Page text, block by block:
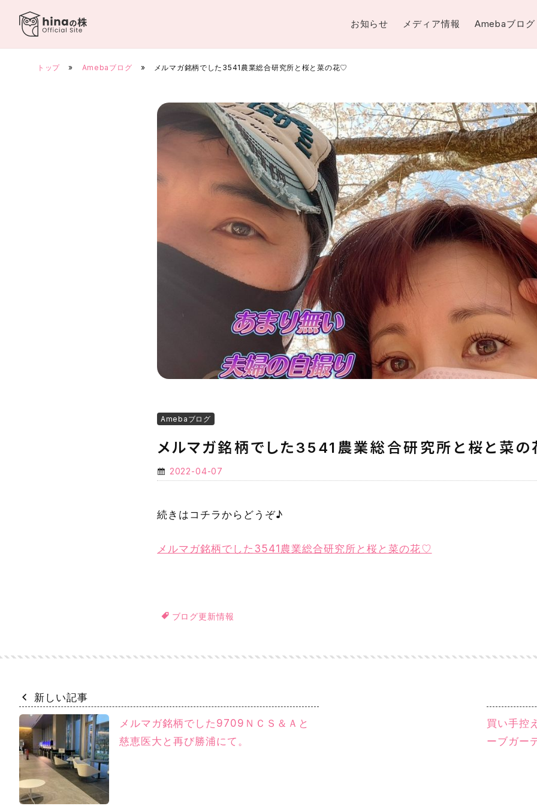
お知らせ メディア情報 Amebaブログ
トップ » Amebaブログ » メルマガ銘柄でした3541農業総合研究所と桜と菜の花♡
Amebaブログ
メルマガ銘柄でした3541農業総合研究所と桜と菜
2022-04-07
続きはコチラからどうぞ♪
メルマガ銘柄でした3541農業総合研究所と桜と菜の花♡
ブログ更新情報
新しい記事
メルマガ銘柄でした9709ＮＣＳ＆Ａと
慈恵医大と再び勝浦にて。
買い手控
ーブガー